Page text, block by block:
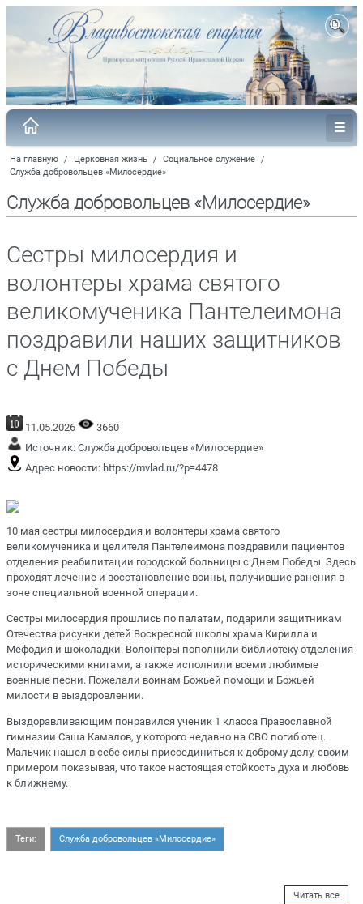
На главную / Церковная жизнь / Социальное служение /
Служба добровольцев «Милосердие»
Служба добровольцев «Милосердие»
Сестры милосердия и
волонтеры храма святого
великомученика Пантелеимона
поздравили наших защитников
с Днем Победы
11.05.2026
3660
Источник: Служба добровольцев «Милосердие»
Адрес новости: https://mvlad.ru/?p=4478
10 мая сестры милосердия и волонтеры храма святого
великомученика и целителя Пантелеимона поздравили пациентов
отделения реабилитации городской больницы с Днем Победы. Здесь
проходят лечение и восстановление воины, получившие ранения в
зоне специальной военной операции.
Сестры милосердия прошлись по палатам, подарили защитникам
Отечества рисунки детей Воскресной школы храма Кирилла и
Мефодия и шоколадки. Волонтеры пополнили библиотеку отделения
историческими книгами, а также исполнили всеми любимые
военные песни. Пожелали воинам Божьей помощи и Божьей
милости в выздоровлении.
Выздоравливающим понравился ученик 1 класса Православной
гимназии Саша Камалов, у которого недавно на СВО погиб отец.
Мальчик нашел в себе силы присоединиться к доброму делу, своим
примером показывая, что такое настоящая стойкость духа и любовь
к ближнему.
Теги: Служба добровольцев «Милосердие»
Читать все